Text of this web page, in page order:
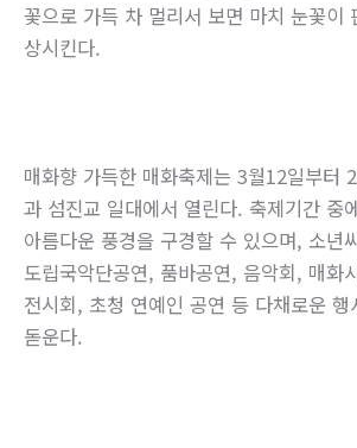
꽃으로 가득 차 멀리서 보면 마치 눈꽃이
상시킨다.
매화향 가득한 매화축제는 3월12일부터
과 섬진교 일대에서 열린다. 축제기간 중
아름다운 풍경을 구경할 수 있으며, 소년
도립국악단공연, 품바공연, 음악회, 매화
전시회, 초청 연예인 공연 등 다채로운
돋운다.